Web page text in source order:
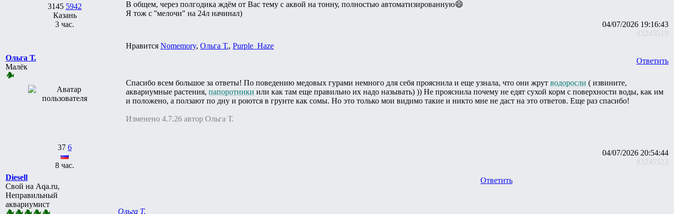
3145 5942
Казань
3 час.
В общем, через полгодика ждём от Вас тему с аквой на тонну, полностью автоматизированную😄
Я тож с ''мелочи" на 24л начинал)
04/07/2026 19:16:43
#3245519
Нравится Nomemory, Ольга Т., Purple_Haze
Ольга Т.
Малёк
37 6
8 час.
Ответить
Спасибо всем большое за ответы! По поведению медовых гурами немного для себя прояснила и еще узнала, что они жрут водоросли ( извините,
аквариумные растения, папоротники или как там еще правильно их надо называть) )) Не прояснила почему не едят сухой корм с поверхности воды, как им
и положено, а ползают по дну и роются в грунте как сомы. Но это только мои видимо такие и никто мне не даст на это ответов. Еще раз спасибо!
Изменено 4.7.26 автор Ольга Т.
04/07/2026 20:54:44
#3245523
Diesell
Свой на Aqa.ru,
Неправильный
аквариумист
Ответить
Ольга Т.